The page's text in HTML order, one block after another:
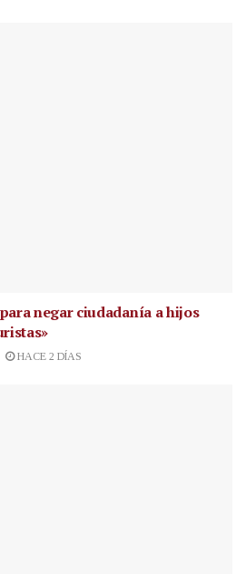
negar ciudadanía a hijos
HACE 2 DÍAS